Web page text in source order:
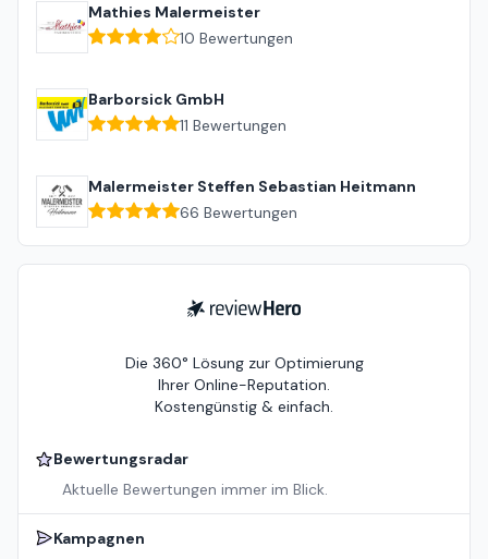
Mathies Malermeister
10 Bewertungen
Barborsick GmbH
11 Bewertungen
Malermeister Steffen Sebastian Heitmann
66 Bewertungen
ReviewHero
Die 360° Lösung zur Optimierung
Ihrer Online-Reputation.
Kostengünstig & einfach.
Bewertungsradar
Aktuelle Bewertungen immer im Blick.
Kampagnen